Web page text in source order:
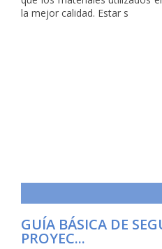
la mejor calidad. Estar s
GUÍA BÁSICA DE
PROYEC...